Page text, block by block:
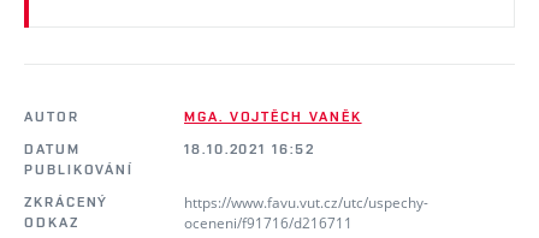
AUTOR
MGA. VOJTĚCH VANĚK
DATUM
PUBLIKOVÁNÍ
18.10.2021 16:52
ZKRÁCENÝ
ODKAZ
https://www.favu.vut.cz/utc/uspechy-
oceneni/f91716/d216711